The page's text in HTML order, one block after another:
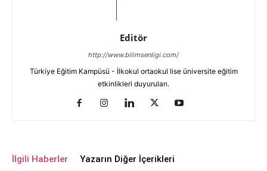
Editör
http://www.bilimsenligi.com/
Türkiye Eğitim Kampüsü - İlkokul ortaokul lise üniversite eğitim
etkinlikleri duyuruları.
İlgili Haberler Yazarın Diğer İçerikleri